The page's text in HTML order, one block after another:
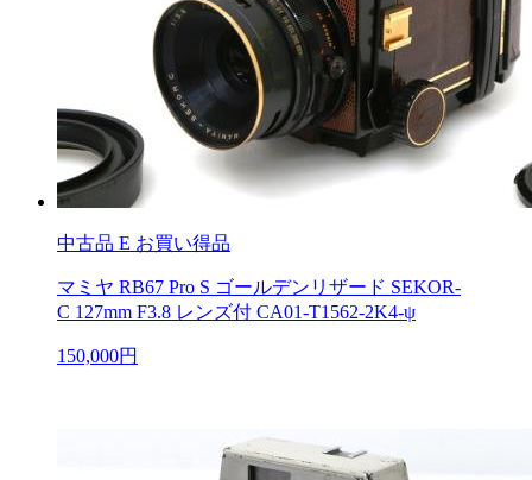
中古品 E お買い得品
マミヤ RB67 Pro S ゴールデンリザード SEKOR-
C 127mm F3.8 レンズ付 CA01-T1562-2K4-ψ
150,000円